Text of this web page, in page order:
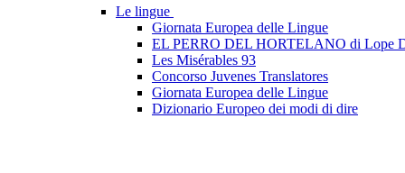
Le lingue
Giornata Europea delle Lingue
EL PERRO DEL HORTELANO di Lope
Les Misérables 93
Concorso Juvenes Translatores
Giornata Europea delle Lingue
Dizionario Europeo dei modi di dire